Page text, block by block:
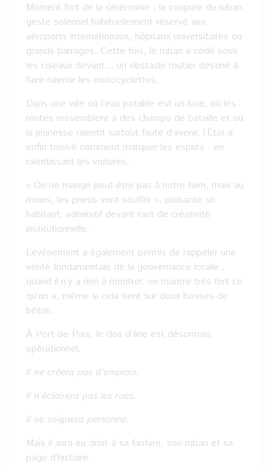
Moment fort de la cérémonie : la coupure du ruban,
geste solennel habituellement réservé aux
aéroports internationaux, hôpitaux universitaires ou
grands barrages. Cette fois, le ruban a cédé sous
les ciseaux devant… un obstacle routier destiné à
faire ralentir les motocyclettes.
Dans une ville où l’eau potable est un luxe, où les
routes ressemblent à des champs de bataille et où
la jeunesse ralentit surtout faute d’avenir, l’État a
enfin trouvé comment marquer les esprits : en
ralentissant les voitures.
« On ne mange peut-être pas à notre faim, mais au
moins, les pneus vont souffrir », plaisante un
habitant, admiratif devant tant de créativité
institutionnelle.
L’événement a également permis de rappeler une
vérité fondamentale de la gouvernance locale :
quand il n’y a rien à montrer, on montre très fort ce
qu’on a, même si cela tient sur deux bosses de
béton.
À Port-de-Paix, le dos d’âne est désormais
opérationnel.
Il ne créera pas d’emplois.
Il n’éclairera pas les rues.
Il ne soignera personne.
Mais il aura eu droit à sa fanfare, son ruban et sa
page d’histoire.